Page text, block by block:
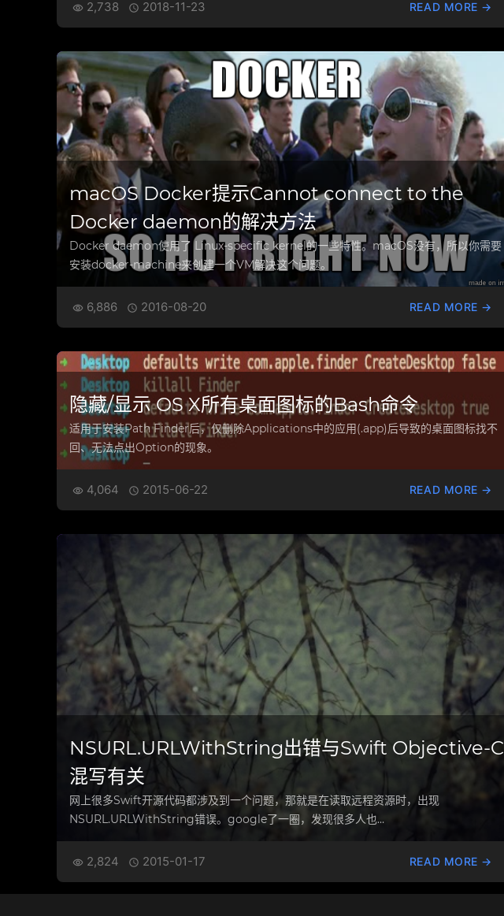
 2,738  2018-11-23 READ MORE →
macOS Docker提示Cannot connect to the
Docker daemon的解决方法
Docker daemon使用了 Linux-specific kernel的一些特性。macOS没有，所以你需要
安装docker-machine来创建一个VM解决这个问题。
 6,886  2016-08-20 READ MORE →
隐藏/显示 OS X所有桌面图标的Bash命令
适用于安装Path Finder后，仅删除Applications中的应用(.app)后导致的桌面图标找不
回、无法点出Option的现象。
 4,064  2015-06-22 READ MORE →
NSURL.URLWithString出错与Swift Objective-C
混写有关
网上很多Swift开源代码都涉及到一个问题，那就是在读取远程资源时，出现
NSURL.URLWithString错误。google了一圈，发现很多人也…
 2,824  2015-01-17 READ MORE →